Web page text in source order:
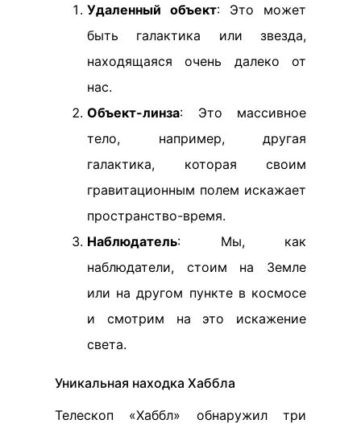
Удаленный объект: Это может
быть галактика или звезда,
находящаяся очень далеко от
нас.
Объект-линза: Это массивное
тело, например, другая
галактика, которая своим
гравитационным полем искажает
пространство-время.
Наблюдатель: Мы, как
наблюдатели, стоим на Земле
или на другом пункте в космосе
и смотрим на это искажение
света.
Уникальная находка Хаббла
Телескоп «Хаббл» обнаружил три